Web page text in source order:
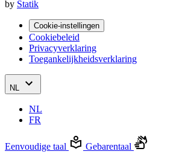
by Statik
Cookie-instellingen
Cookiebeleid
Privacyverklaring
Toegankelijkheidsverklaring
NL
NL
FR
Eenvoudige taal Gebarentaal